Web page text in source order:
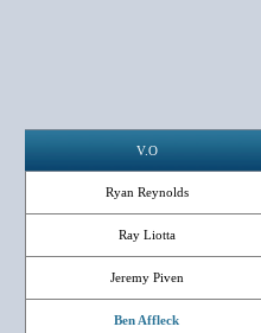
V.O
Ryan Reynolds
Ray Liotta
Jeremy Piven
Ben Affleck